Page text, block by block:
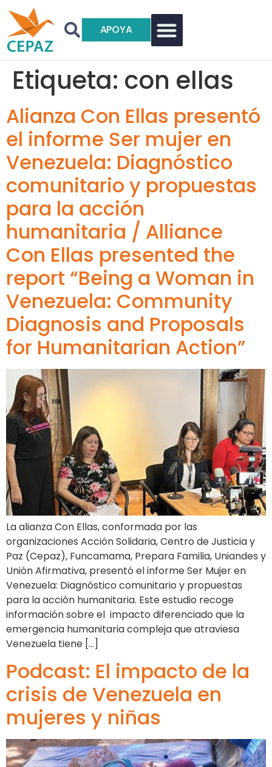
APOYA
Etiqueta: con ellas
Alianza Con Ellas presentó
el informe Ser mujer en
Venezuela: Diagnóstico
comunitario y propuestas
para la acción
humanitaria / Alliance
Con Ellas presented the
report “Being a Woman in
Venezuela: Community
Diagnosis and Proposals
for Humanitarian Action”
La alianza Con Ellas, conformada por las
organizaciones Acción Solidaria, Centro de Justicia y
Paz (Cepaz), Funcamama, Prepara Familia, Uniandes y
Unión Afirmativa, presentó el informe Ser Mujer en
Venezuela: Diagnóstico comunitario y propuestas
para la acción humanitaria. Este estudio recoge
información sobre el impacto diferenciado que la
emergencia humanitaria compleja que atraviesa
Venezuela tiene […]
Podcast: El impacto de la
crisis de Venezuela en
mujeres y niñas